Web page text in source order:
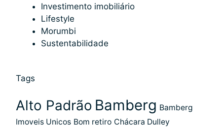
Investimento imobiliário
Lifestyle
Morumbi
Sustentabilidade
Tags
Alto Padrão Bamberg Bamberg
Imoveis Unicos Bom retiro Chácara Dulley